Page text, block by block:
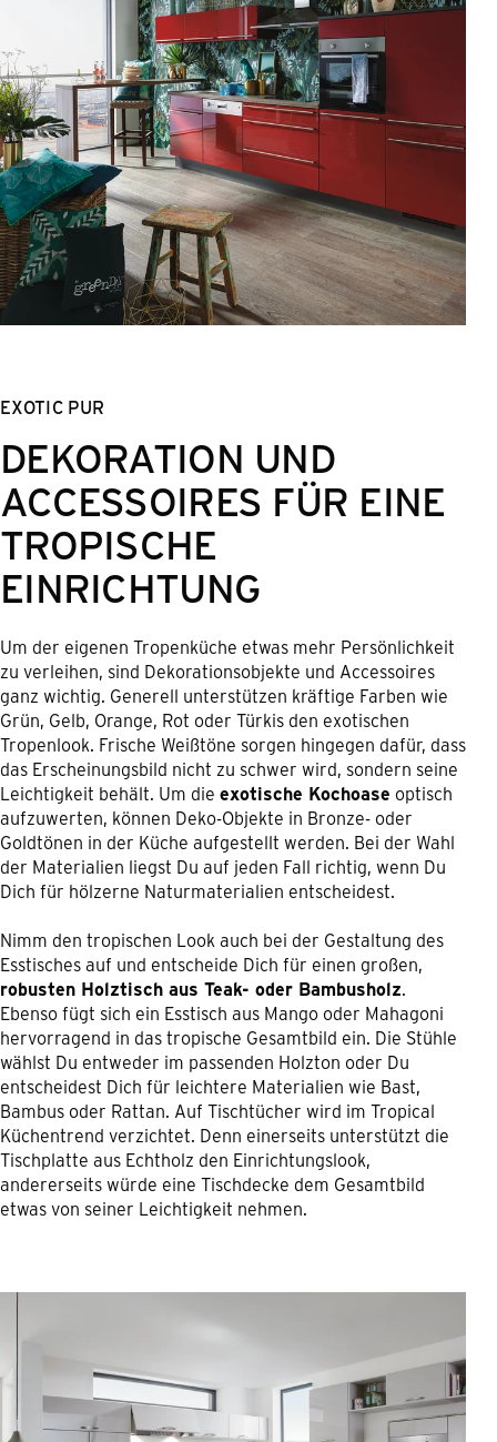
EXOTIC PUR
DEKORATION UND
ACCESSOIRES FÜR EINE
TROPISCHE
EINRICHTUNG
Um der eigenen Tropenküche etwas mehr Persönlichkeit
zu verleihen, sind Dekorationsobjekte und Accessoires
ganz wichtig. Generell unterstützen kräftige Farben wie
Grün, Gelb, Orange, Rot oder Türkis den exotischen
Tropenlook. Frische Weißtöne sorgen hingegen dafür, dass
das Erscheinungsbild nicht zu schwer wird, sondern seine
Leichtigkeit behält. Um die exotische Kochoase optisch
aufzuwerten, können Deko-Objekte in Bronze- oder
Goldtönen in der Küche aufgestellt werden. Bei der Wahl
der Materialien liegst Du auf jeden Fall richtig, wenn Du
Dich für hölzerne Naturmaterialien entscheidest.
Nimm den tropischen Look auch bei der Gestaltung des
Esstisches auf und entscheide Dich für einen großen,
robusten Holztisch aus Teak- oder Bambusholz.
Ebenso fügt sich ein Esstisch aus Mango oder Mahagoni
hervorragend in das tropische Gesamtbild ein. Die Stühle
wählst Du entweder im passenden Holzton oder Du
entscheidest Dich für leichtere Materialien wie Bast,
Bambus oder Rattan. Auf Tischtücher wird im Tropical
Küchentrend verzichtet. Denn einerseits unterstützt die
Tischplatte aus Echtholz den Einrichtungslook,
andererseits würde eine Tischdecke dem Gesamtbild
etwas von seiner Leichtigkeit nehmen.